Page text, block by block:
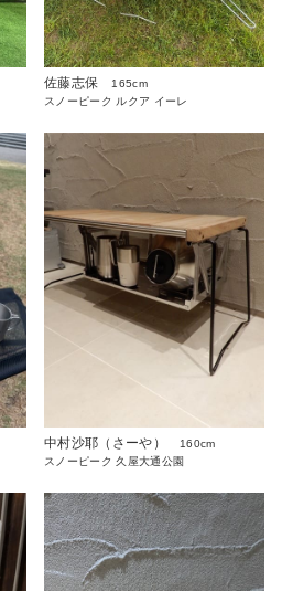
佐藤志保
165cm
スノーピーク ルクア イーレ
中村沙耶（さーや）
160cm
スノーピーク 久屋大通公園